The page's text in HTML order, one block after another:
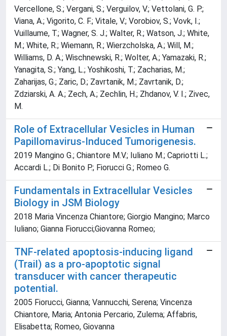
Vercellone, S.; Vergani, S.; Verguilov, V.; Vettolani, G. P.;
Viana, A.; Vigorito, C. F.; Vitale, V.; Vorobiov, S.; Vovk, I.;
Vuillaume, T.; Wagner, S. J.; Walter, R.; Watson, J.; White,
M.; White, R.; Wiemann, R.; Wierzcholska, A.; Will, M.;
Williams, D. A.; Wischnewski, R.; Wolter, A.; Yamazaki, R.;
Yanagita, S.; Yang, L.; Yoshikoshi, T.; Zacharias, M.;
Zaharijas, G.; Zaric, D.; Zavrtanik, M.; Zavrtanik, D.;
Zdziarski, A. A.; Zech, A.; Zechlin, H.; Zhdanov, V. I.; Zivec,
M.
Role of Extracellular Vesicles in Human
Papillomavirus-Induced Tumorigenesis.
2019 Mangino G.; Chiantore M.V.; Iuliano M.; Capriotti L.;
Accardi L.; Di Bonito P.; Fiorucci G.; Romeo G.
Fundamentals in Extracellular Vesicles
Biology in JSM Biology
2018 Maria Vincenza Chiantore; Giorgio Mangino; Marco
Iuliano; Gianna Fiorucci;Giovanna Romeo;
TNF-related apoptosis-inducing ligand
(Trail) as a pro-apoptotic signal
transducer with cancer therapeutic
potential.
2005 Fiorucci, Gianna; Vannucchi, Serena; Vincenza
Chiantore, Maria; Antonia Percario, Zulema; Affabris,
Elisabetta; Romeo, Giovanna